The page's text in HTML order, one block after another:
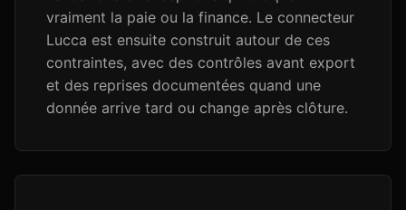
vraiment la paie ou la finance. Le connecteur
Lucca est ensuite construit autour de ces
contraintes, avec des contrôles avant export
et des reprises documentées quand une
donnée arrive tard ou change après clôture.